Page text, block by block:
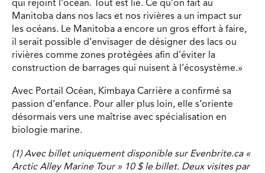
qui rejoint l’océan. Tout est lié. Ce qu’on fait au
Manitoba dans nos lacs et nos rivières a un impact sur
les océans. Le Manitoba a encore un gros effort à faire,
il serait possible d’envisager de désigner des lacs ou
rivières comme zones protégées afin d’éviter la
construction de barrages qui nuisent à l’écosystème.»
Avec Portail Océan, Kimbaya Carrière a confirmé sa
passion d’enfance. Pour aller plus loin, elle s’oriente
désormais vers une maîtrise avec spécialisation en
biologie marine.
(1) Avec billet uniquement disponible sur Evenbrite.ca «
Arctic Alley Marine Tour » 10 $ le billet. Deux visites par